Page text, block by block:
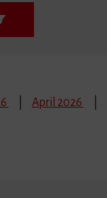
April 2026